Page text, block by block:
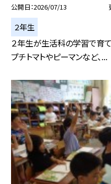
公開日 2026/07/13
２年生
２年生が生活科の学習で育
プチトマトやピーマンなど、...